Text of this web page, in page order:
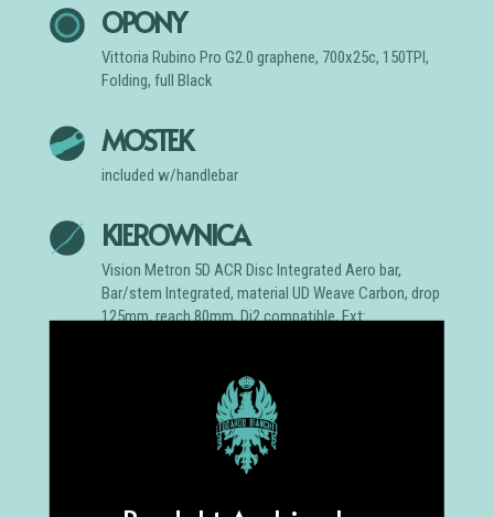
OPONY
Vittoria Rubino Pro G2.0 graphene, 700x25c, 150TPI,
Folding, full Black
MOSTEK
included w/handlebar
KIEROWNICA
Vision Metron 5D ACR Disc Integrated Aero bar,
Bar/stem Integrated, material UD Weave Carbon, drop
125mm, reach 80mm, Di2 compatible, Ext:
Oltre Full Carbon Aero; clamp with alloy head
adjustable and reversible +/- 35mm, length: 250mm-